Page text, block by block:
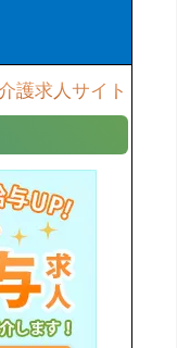
護求人サイト